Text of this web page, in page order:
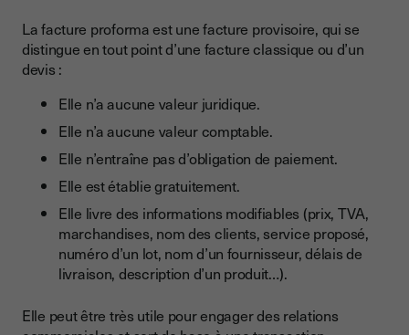
La facture proforma est une facture provisoire, qui se
distingue en tout point d’une facture classique ou d’un
devis :
Elle n’a aucune valeur juridique.
Elle n’a aucune valeur comptable.
Elle n’entraîne pas d’obligation de paiement.
Elle est établie gratuitement.
Elle livre des informations modifiables (prix, TVA,
marchandises, nom des clients, service proposé,
numéro d’un lot, nom d’un fournisseur, délais de
livraison, description d’un produit…).
Elle peut être très utile pour engager des relations